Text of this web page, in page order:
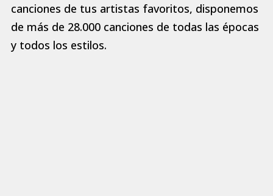
canciones de tus artistas favoritos, disponemos
de más de 28.000 canciones de todas las épocas
y todos los estilos.